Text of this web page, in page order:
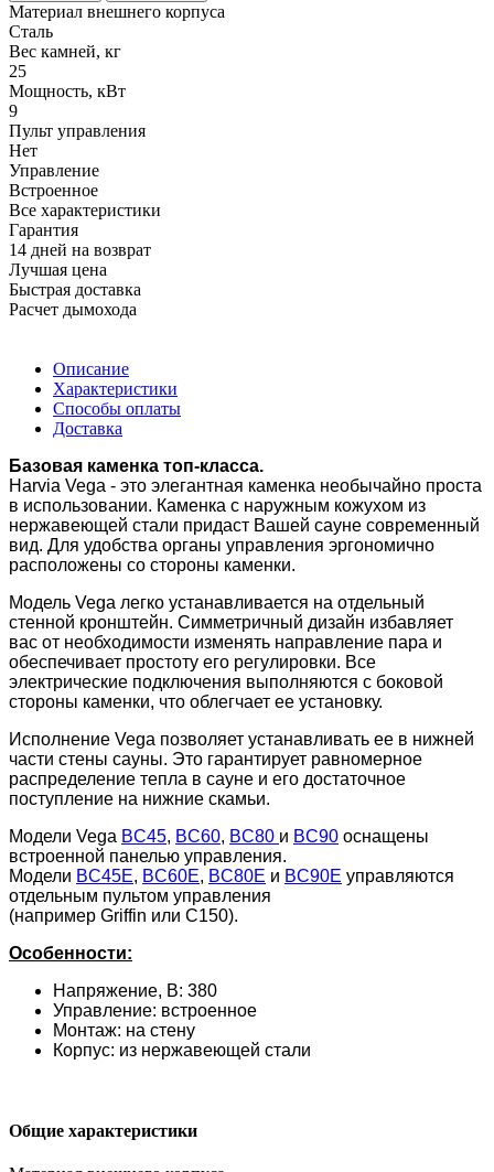
Материал внешнего корпуса
Сталь
Вес камней, кг
25
Мощность, кВт
9
Пульт управления
Нет
Управление
Встроенное
Все характеристики
Гарантия
14 дней на возврат
Лучшая цена
Быстрая доставка
Расчет дымохода
Описание
Характеристики
Способы оплаты
Доставка
Базовая каменка топ-класса.
Harvia Vega - это элегантная каменка необычайно проста
в использовании. Каменка с наружным кожухом из
нержавеющей стали придаст Вашей сауне современный
вид. Для удобства органы управления эргономично
расположены со стороны каменки.
Модель Vega легко устанавливается на отдельный
стенной кронштейн. Симметричный дизайн избавляет
вас от необходимости изменять направление пара и
обеспечивает простоту его регулировки. Все
электрические подключения выполняются с боковой
стороны каменки, что облегчает ее установку.
Исполнение Vega позволяет устанавливать ее в нижней
части стены сауны. Это гарантирует равномерное
распределение тепла в сауне и его достаточное
поступление на нижние скамьи.
Модели Vega BC45, BC60, BC80 и BC90 оснащены
встроенной панелью управления.
Модели BC45E, BC60E, BC80E и BC90E управляются
отдельным пультом управления
(например Griffin или C150).
Особенности:
Напряжение, В: 380
Управление: встроенное
Монтаж: на стену
Корпус: из нержавеющей стали
Общие характеристики